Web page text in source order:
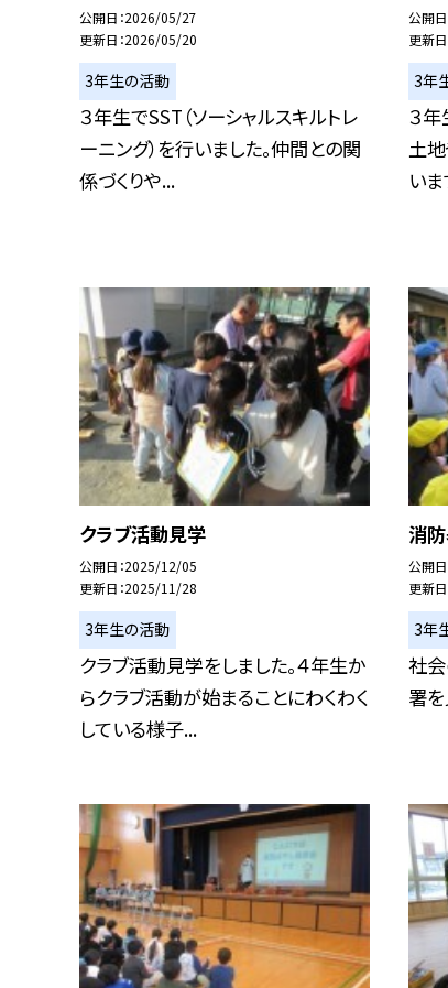
公開日 2026/05/27
更新日 2026/05/20
3年生の活動
３年生でSST（ソーシャルスキルトレ
ーニング）を行いました。仲間との関
係づくりや...
公開日
更新日
3年
３
土
いま
クラブ活動見学
公開日 2025/12/05
更新日 2025/11/28
3年生の活動
クラブ活動見学をしました。４年生か
らクラブ活動が始まることにわくわく
している様子...
消
公開日
更新日
3年
社
署